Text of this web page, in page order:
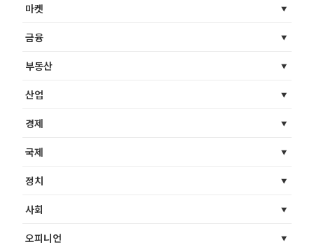
마켓
금융
부동산
산업
경제
국제
정치
사회
오피니언